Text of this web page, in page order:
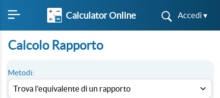
Calculator Online Accedi ▾
Calcolo Rapporto
Metodi: